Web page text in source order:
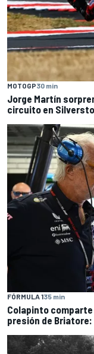
MOTOGP30 min
Jorge Martín
circuito en
FÓRMULA 135 min
Colapinto
presión de